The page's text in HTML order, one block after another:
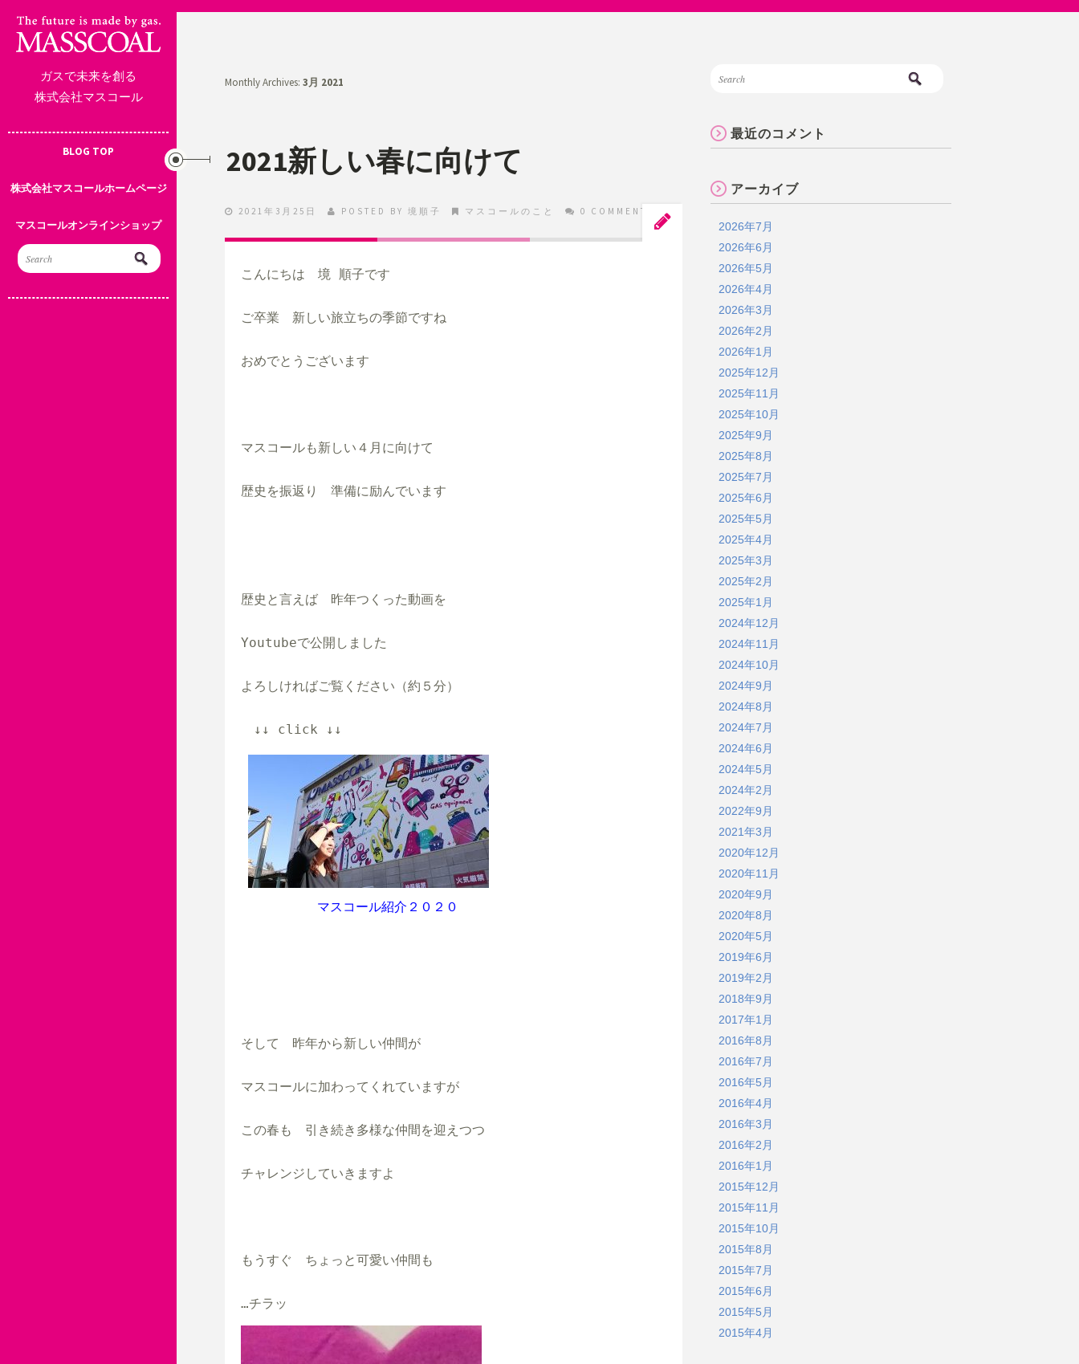
ガスで未来を創る
株式会社マスコール
BLOG TOP
株式会社マスコールホームページ
マスコールオンラインショップ
Monthly Archives: 3月 2021
2021新しい春に向けて
2021年3月25日 POSTED BY 境順子 マスコールのこと 0 COMMENTS
こんにちは　境 順子です
ご卒業　新しい旅立ちの季節ですね
おめでとうございます
マスコールも新しい４月に向けて
歴史を振返り　準備に励んでいます
歴史と言えば　昨年つくった動画を
Youtubeで公開しました
よろしければご覧ください（約５分）
↓↓ click ↓↓
マスコール紹介２０２０
そして　昨年から新しい仲間が
マスコールに加わってくれていますが
この春も　引き続き多様な仲間を迎えつつ
チャレンジしていきますよ
もうすぐ　ちょっと可愛い仲間も
…チラッ
最近のコメント
アーカイブ
2026年7月
2026年6月
2026年5月
2026年4月
2026年3月
2026年2月
2026年1月
2025年12月
2025年11月
2025年10月
2025年9月
2025年8月
2025年7月
2025年6月
2025年5月
2025年4月
2025年3月
2025年2月
2025年1月
2024年12月
2024年11月
2024年10月
2024年9月
2024年8月
2024年7月
2024年6月
2024年5月
2024年2月
2022年9月
2021年3月
2020年12月
2020年11月
2020年9月
2020年8月
2020年5月
2019年6月
2019年2月
2018年9月
2017年1月
2016年8月
2016年7月
2016年5月
2016年4月
2016年3月
2016年2月
2016年1月
2015年12月
2015年11月
2015年10月
2015年8月
2015年7月
2015年6月
2015年5月
2015年4月